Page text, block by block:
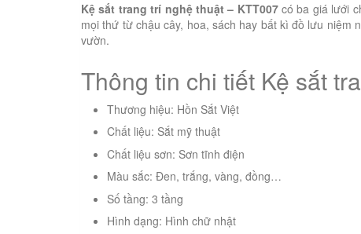
Kệ sắt trang trí nghệ thuật – KTT007có ba giá lưới
mọi thứ từ chậu cây, hoa, sách hay bất kì đồ lưu niệm
vườn.
Thông tin chi tiết Kệ sắt
Thương hiệu: Hồn Sắt Việt
Chất liệu: Sắt mỹ thuật
Chất liệu sơn: Sơn tĩnh điện
Màu sắc: Đen, trắng, vàng, đồng…
Số tầng: 3 tầng
Hình dạng: Hình chữ nhật